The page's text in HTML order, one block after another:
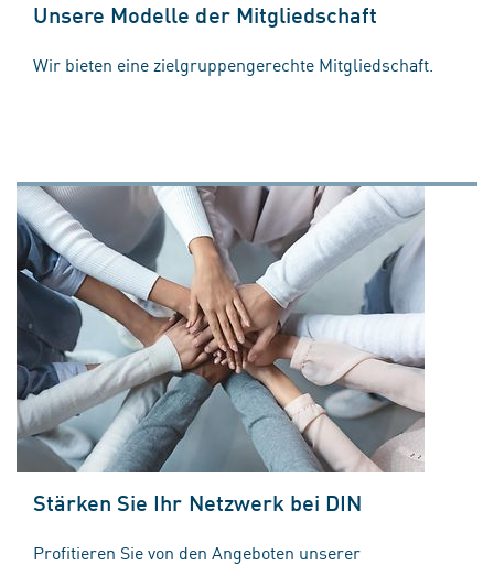
Unsere Modelle der Mitgliedschaft
Wir bieten eine zielgruppengerechte Mitgliedschaft.
Stärken Sie Ihr Netzwerk bei DIN
Profitieren Sie von den Angeboten unserer